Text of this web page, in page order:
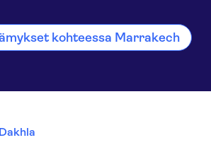
kohteessa Marrakech
Dakhla